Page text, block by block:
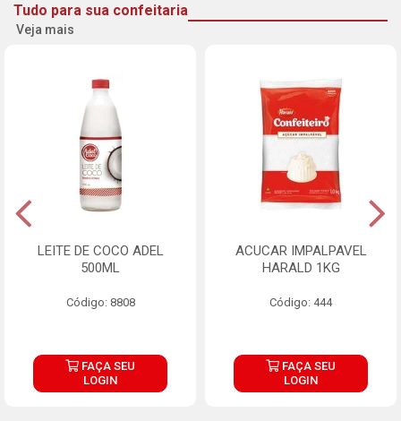
Tudo para sua confeitaria
Veja mais
LEITE DE COCO ADEL
500ML
Código: 8808
FAÇA SEU
LOGIN
ACUCAR IMPALPAVEL
HARALD 1KG
Código: 444
FAÇA SEU
LOGIN